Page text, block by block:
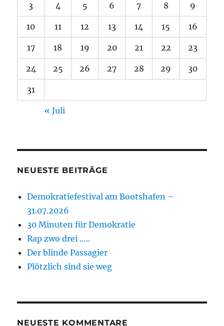
3 4 5 6 7 8 9
10 11 12 13 14 15 16
17 18 19 20 21 22 23
24 25 26 27 28 29 30
31
« Juli
NEUESTE BEITRÄGE
Demokratiefestival am Bootshafen –
31.07.2026
30 Minuten für Demokratie
Rap zwo drei …..
Der blinde Passagier
Plötzlich sind sie weg
NEUESTE KOMMENTARE